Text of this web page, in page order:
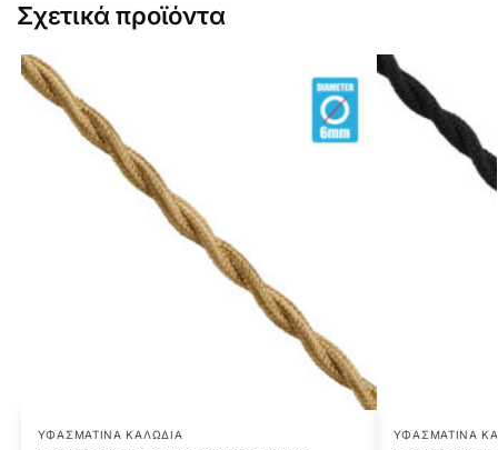
Σχετικά προϊόντα
ΥΦΑΣΜΆΤΙΝΑ ΚΑΛΏΔΙΑ ΥΦΑΣΜΆΤΙΝΑ